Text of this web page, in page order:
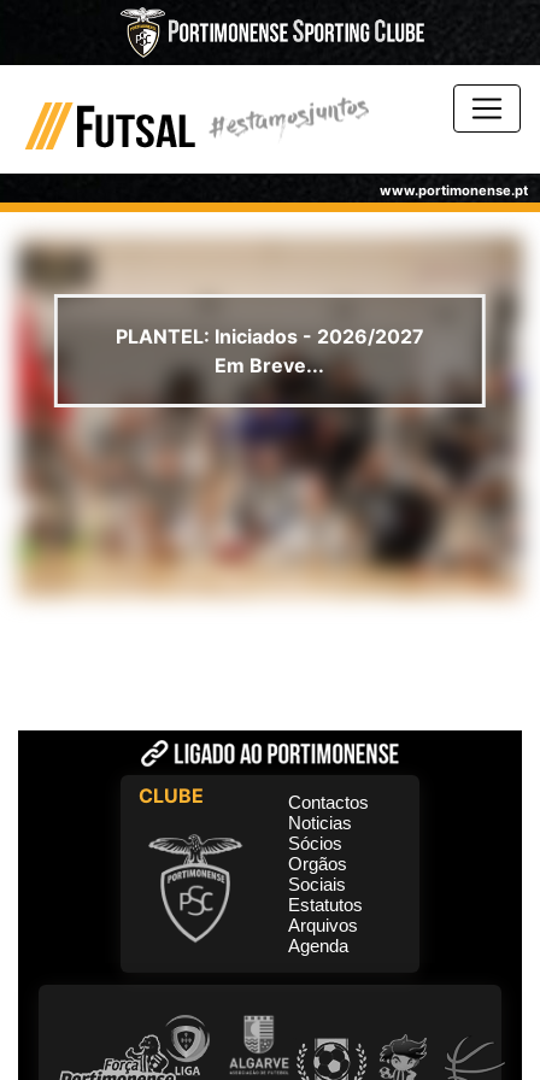
www.portimonense.pt
PLANTEL: Iniciados - 2026/2027
Em Breve...
CLUBE
Contactos
Noticias
Sócios
Orgãos
Sociais
Estatutos
Arquivos
Agenda